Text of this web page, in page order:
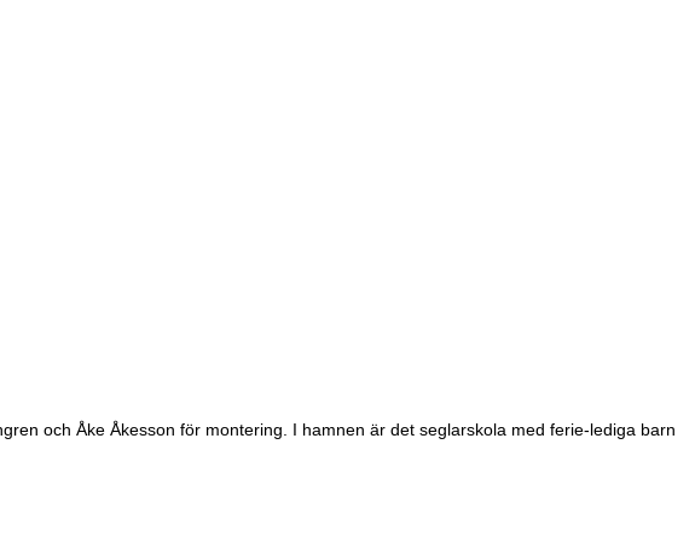
och Åke Åkesson för montering. I hamnen är det seglarskola med ferie-lediga barn